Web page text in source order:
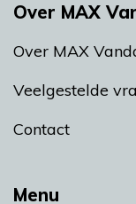
Menu
Over MAX
Over MAX
Veelgestelde
Contact